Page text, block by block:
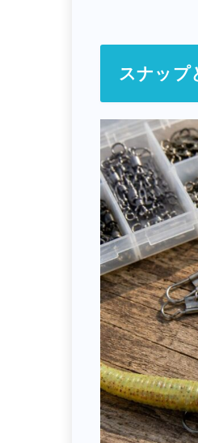
スナップ